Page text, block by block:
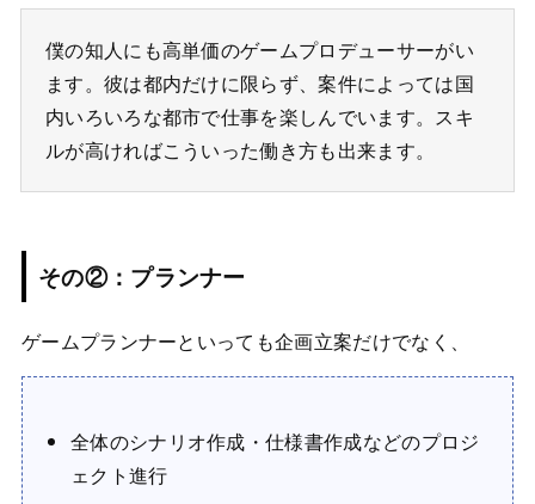
僕の知人にも高単価のゲームプロデューサーがい
ます。彼は都内だけに限らず、案件によっては国
内いろいろな都市で仕事を楽しんでいます。スキ
ルが高ければこういった働き方も出来ます。
その②：プランナー
ゲームプランナーといっても企画立案だけでなく、
全体のシナリオ作成・仕様書作成などのプロジ
ェクト進行